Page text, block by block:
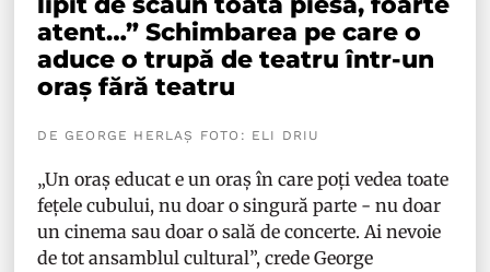
atent…” Schimbarea pe care o
aduce o trupă de teatru într-un
oraș fără teatru
DE GEORGE HERLAȘ FOTO: ELI DRIU
„Un oraș educat e un oraș în care poți vedea toate
fețele cubului, nu doar o singură parte - nu doar
un cinema sau doar o sală de concerte. Ai nevoie
de tot ansamblul cultural”, crede George